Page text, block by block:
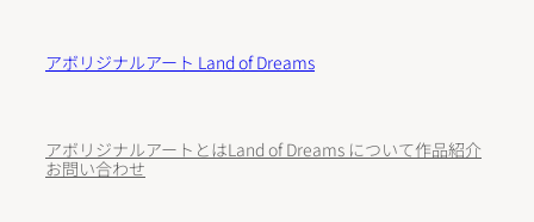
アボリジナルアート Land of Dreams
アボリジナルアートとはLand of Dreams について作品紹介
お問い合わせ